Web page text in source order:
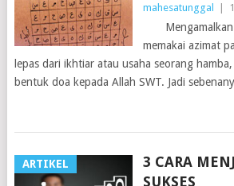
mahesatunggal |
Mengamalkan
memakai azimat
lepas dari ikhtiar atau usaha seorang
bentuk doa kepada Allah SWT. Jadi
ARTIKEL
3 CARA
SUKSES